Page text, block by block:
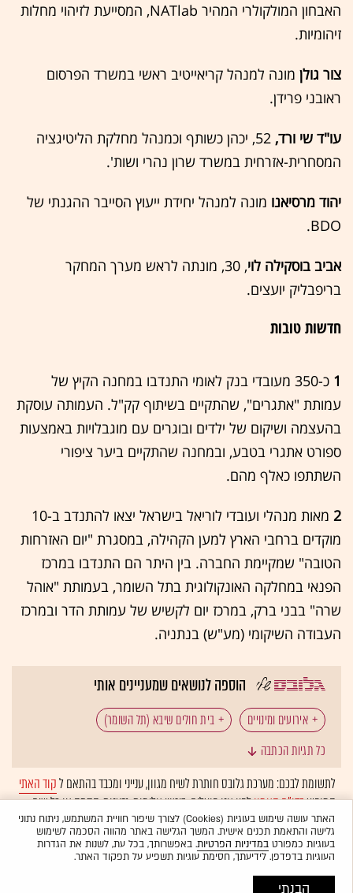
האבחון המולקולרי המהיר NATlab, המסייעת לזיהוי מחלות
זיהומיות.
צור גולן מונה למנהל קריאייטיב ראשי במשרד הפרסום
ראובני פרידן.
עו"ד שי ורד,
52, יכהן כשותף וכמנהל מחלקת הליטיגציה
המסחרית-אזרחית במשרד שרון נהרי ושות'.
יהוד מרסיאנו מונה למנהל יחידת ייעוץ הסייבר ההגנתי של
BDO.
אביב בוסקילה לוי
, 30, מונתה לראש מערך המחקר
בריפבליק יועצים.
חדשות טובות
1
כ-350 מעובדי בנק לאומי התנדבו במחנה הקיץ של
עמותת "אתגרים", שהתקיים בשיתוף קק"ל. העמותה עוסקת
בהעצמה ושיקום של ילדים ובוגרים עם מוגבלויות באמצעות
ספורט אתגרי בטבע, ובמחנה שהתקיים ביער ציפורי
השתתפו כאלף מהם.
2
מאות מנהלי ועובדי לוריאל בישראל יצאו להתנדב ב-10
מוקדים ברחבי הארץ למען הקהילה, במסגרת "יום האזרחות
הטובה" שמקיימת החברה. בין היתר הם התנדבו במרכז
הפנאי במחלקה האונקולוגית בתל השומר, בעמותת "אוהל
שרה" בבני ברק, במרכז יום לקשיש של עמותת הדר ובמרכז
העבודה השיקומי (מע"ש) בנתניה.
הוספה לנושאים שמעניינים אותי
אירועים ומינויים בית חולים שיבא (תל השומר)
טכנולוגיה: סטארט-אפים בנק הפועלים
כל תגיות הכתבה
לתשומת לבכם: מערכת גלובס חותרת לשיח מגוון, ענייני ומכבד בהתאם לקוד האתי
המופיעבדו"ח האמוןלפיו אנו פועלים. ביטויי אלימות, גזענות, הסתה או כל שיח
בלתי הולם אחר מסוננים בצורהאוטומטיתולא יפורסמו באתר.
האתר עושה שימוש בעוגיות (Cookies) לצורך שיפור חוויית המשתמש, ניתוח נתוני
גלישה והתאמת תכנים אישית. המשך הגלישה באתר מהווה הסכמה לשימוש
בעוגיות כמפורטבמדיניות הפרטיות. באפשרותך, בכל עת, לשנות את הגדרות
העוגיות בדפדפן. לידיעתך, חסימת עוגיות תשפיע על תפקוד האתר.
הבנתי